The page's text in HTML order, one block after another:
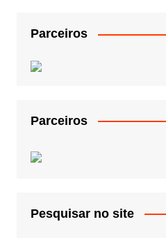
Parceiros
Parceiros
Pesquisar no site